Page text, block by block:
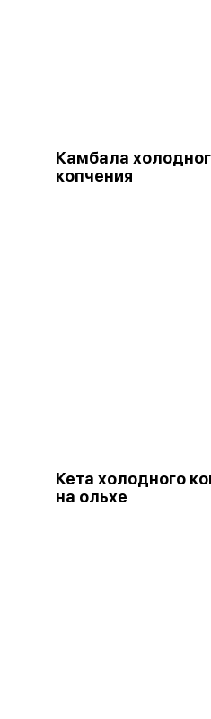
Камбала
копчения
Кета холодного
на ольхе